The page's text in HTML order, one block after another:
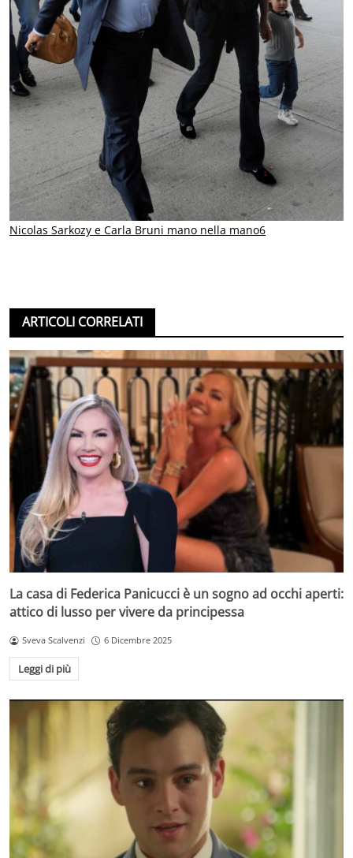
Nicolas Sarkozy e Carla Bruni mano nella mano6
ARTICOLI CORRELATI
La casa di Federica Panicucci è un sogno ad occhi aperti:
attico di lusso per vivere da principessa
Sveva Scalvenzi 6 Dicembre 2025
Leggi di più